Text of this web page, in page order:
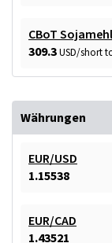
CBoT Sojamehl
309.3USD/short
Währungen
EUR/USD
1.15538
EUR/CAD
1.43521